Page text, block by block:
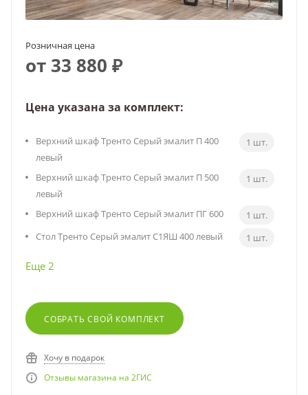
Розничная цена
от 33 880 ₽
Цена указана за комплект:
Верхний шкаф Тренто Серый эмалит П 400
левый
1 шт.
Верхний шкаф Тренто Серый эмалит П 500
левый
1 шт.
Верхний шкаф Тренто Серый эмалит ПГ 600
1 шт.
Стол Тренто Серый эмалит С1ЯШ 400 левый
1 шт.
Еще 2
СОБРАТЬ СВОЙ КОМПЛЕКТ
Хочу в подарок
Отзывы магазина на 2ГИС